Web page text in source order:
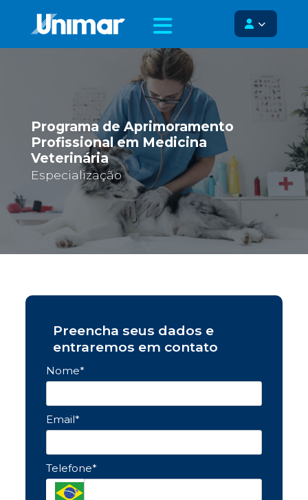
Programa de Aprimoramento
Profissional em Medicina
Veterinária
Especialização
Preencha seus dados e
entraremos em contato
Nome*
Email*
Telefone*